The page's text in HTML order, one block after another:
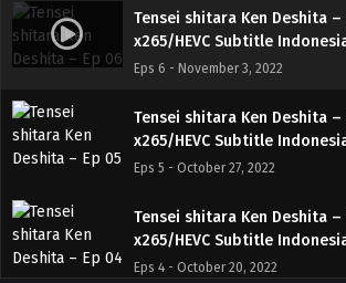
Tensei shitara Ken Deshita –
x265/HEVC Subtitle
Eps 6 - November 3, 2022
Tensei shitara Ken Deshita –
x265/HEVC Subtitle
Eps 5 - October 27, 2022
Tensei shitara Ken Deshita –
x265/HEVC Subtitle
Eps 4 - October 20, 2022